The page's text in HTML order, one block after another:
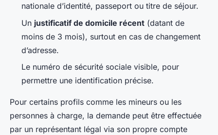
nationale d’identité, passeport ou titre de séjour.
Un justificatif de domicile récent (datant de
moins de 3 mois), surtout en cas de changement
d’adresse.
Le numéro de sécurité sociale visible, pour
permettre une identification précise.
Pour certains profils comme les mineurs ou les
personnes à charge, la demande peut être effectuée
par un représentant légal via son propre compte